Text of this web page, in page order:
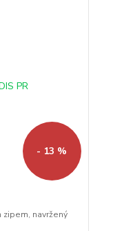
- 13 %
navržený